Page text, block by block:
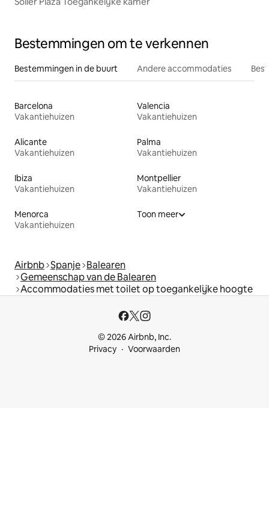
Bestemmingen om te verkennen
Bestemmingen in de buurt Andere accommodaties
Barcelona
Vakantiehuizen
Valencia
Vakantiehuizen
Alicante
Vakantiehuizen
Palma
Vakantiehuizen
Ibiza
Vakantiehuizen
Montpellier
Vakantiehuizen
Menorca
Vakantiehuizen
Toon meer
Airbnb Spanje Balearen
Gemeenschap van de Balearen
Accommodaties met toilet op toegankelijke hoogte
© 2026 Airbnb, Inc.
Privacy
Voorwaarden